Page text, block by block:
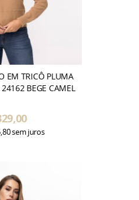
EM TRICÔ PLUMA
BEGE CAMEL
sem juros